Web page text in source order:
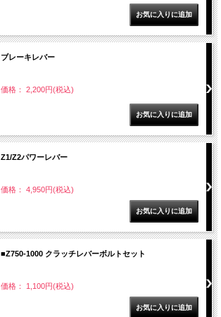
ブレーキレバー
価格： 2,200円(税込)
Z1/Z2パワーレバー
価格： 4,950円(税込)
■Z750-1000 クラッチレバーボルトセット
価格： 1,100円(税込)